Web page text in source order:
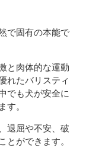
で固有の本能で
と肉体的な運動
れたバリスティ
でも犬が安全に
。
退屈や不安、破
ができます。